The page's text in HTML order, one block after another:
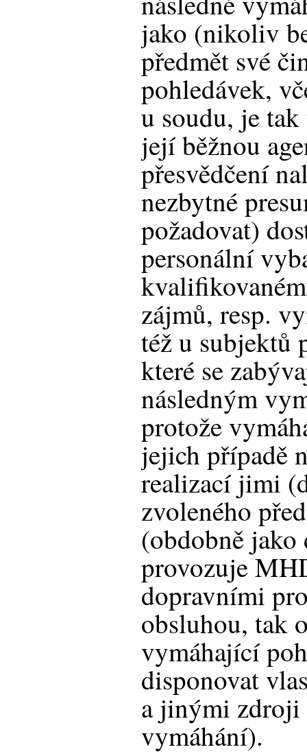
jako (nikoliv
předmět své
pohledávek,
u soudu, je
její běžnou
přesvědčení
nezbytné
požadovat)
personální
zájmů, resp.
též u subjektů
které se
následným
protože
jejich případě
realizací jimi
zvoleného
(obdobně jako
provozuje
dopravními
obsluhou, tak
vymáhající
disponovat
a jinými
vymáhání).